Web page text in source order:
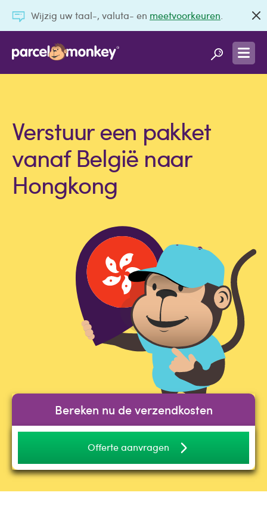
Wijzig uw taal-, valuta- en meetvoorkeuren
Verstuur een pakket
vanaf België naar
Hongkong
Bereken nu de verzendkosten
Offerte aanvragen